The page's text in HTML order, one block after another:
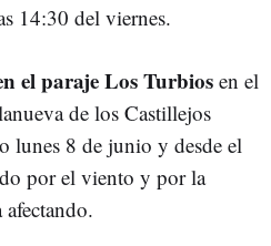
14:30 del viernes.
el paraje Los Turbios en el
de los Castillejos
lunes 8 de junio y desde el
por el viento y por la
afectando.